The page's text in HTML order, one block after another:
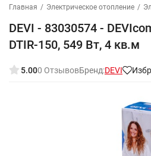
Главная / Электрическое отопление /
DEVI - 83030574 -
DTIR-150, 549 Вт, 4 кв.м
5.000 ОтзывовБренд:DEVI